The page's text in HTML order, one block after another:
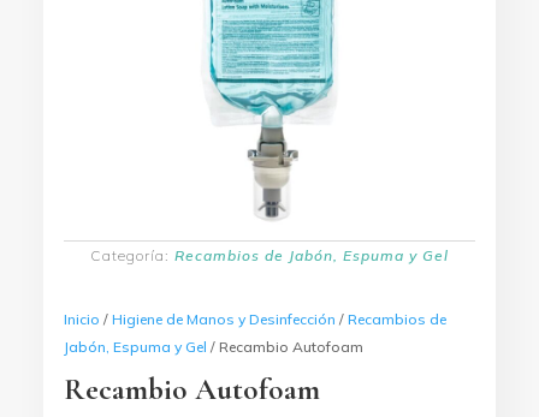
Categoría: Recambios de Jabón, Espuma y Gel
Inicio / Higiene de Manos y Desinfección / Recambios de
Jabón, Espuma y Gel / Recambio Autofoam
Recambio Autofoam